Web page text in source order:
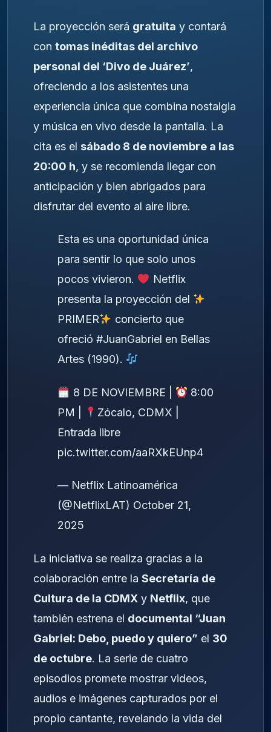
La proyección será gratuita y contará
con tomas inéditas del archivo
personal del ‘Divo de Juárez’,
ofreciendo a los asistentes una
experiencia única que combina nostalgia
y música en vivo desde la pantalla. La
cita es el sábado 8 de noviembre a las
20:00 h, y se recomienda llegar con
anticipación y bien abrigados para
disfrutar del evento al aire libre.
Esta es una oportunidad única
para sentir lo que solo unos
pocos vivieron.
Netflix
presenta la proyección del
PRIMER
concierto que
ofreció #JuanGabriel en Bellas
Artes (1990).
8 DE NOVIEMBRE |
8:00
PM |
Zócalo, CDMX |
Entrada libre
pic.twitter.com/aaRXkEUnp4
— Netflix Latinoamérica
(@NetflixLAT) October 21,
2025
La iniciativa se realiza gracias a la
colaboración entre la Secretaría de
Cultura de la CDMX y Netflix, que
también estrena el documental “Juan
Gabriel: Debo, puedo y quiero” el 30
de octubre. La serie de cuatro
episodios promete mostrar videos,
audios e imágenes capturados por el
propio cantante, revelando la vida del